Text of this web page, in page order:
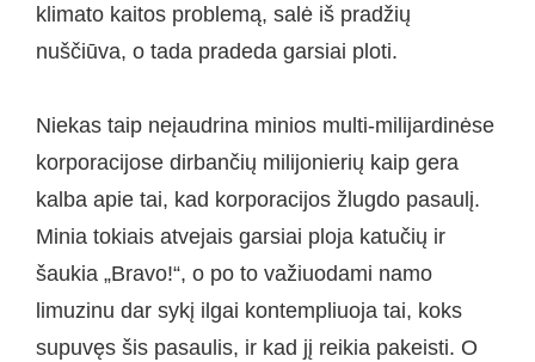
klimato kaitos problemą, salė iš pradžių
nuščiūva, o tada pradeda garsiai ploti.
Niekas taip neįaudrina minios multi-milijardinėse
korporacijose dirbančių milijonierių kaip gera
kalba apie tai, kad korporacijos žlugdo pasaulį.
Minia tokiais atvejais garsiai ploja katučių ir
šaukia „Bravo!“, o po to važiuodami namo
limuzinu dar sykį ilgai kontempliuoja tai, koks
supuvęs šis pasaulis, ir kad jį reikia pakeisti. O